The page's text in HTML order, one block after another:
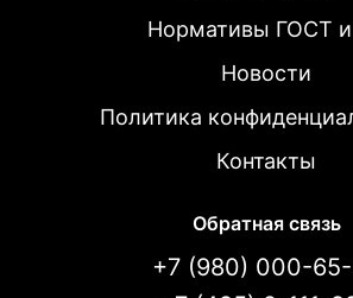
Нормативы ГОСТ
Новости
Политика
Контакты
Обратная связь
+7 (980) 000-